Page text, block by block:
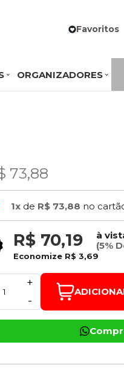
Favoritos
ORGANIZADORES
73,88
1x de R$ 73,88 no
R$ 70,19
à
(5%
Economize R$ 3,69
-
+